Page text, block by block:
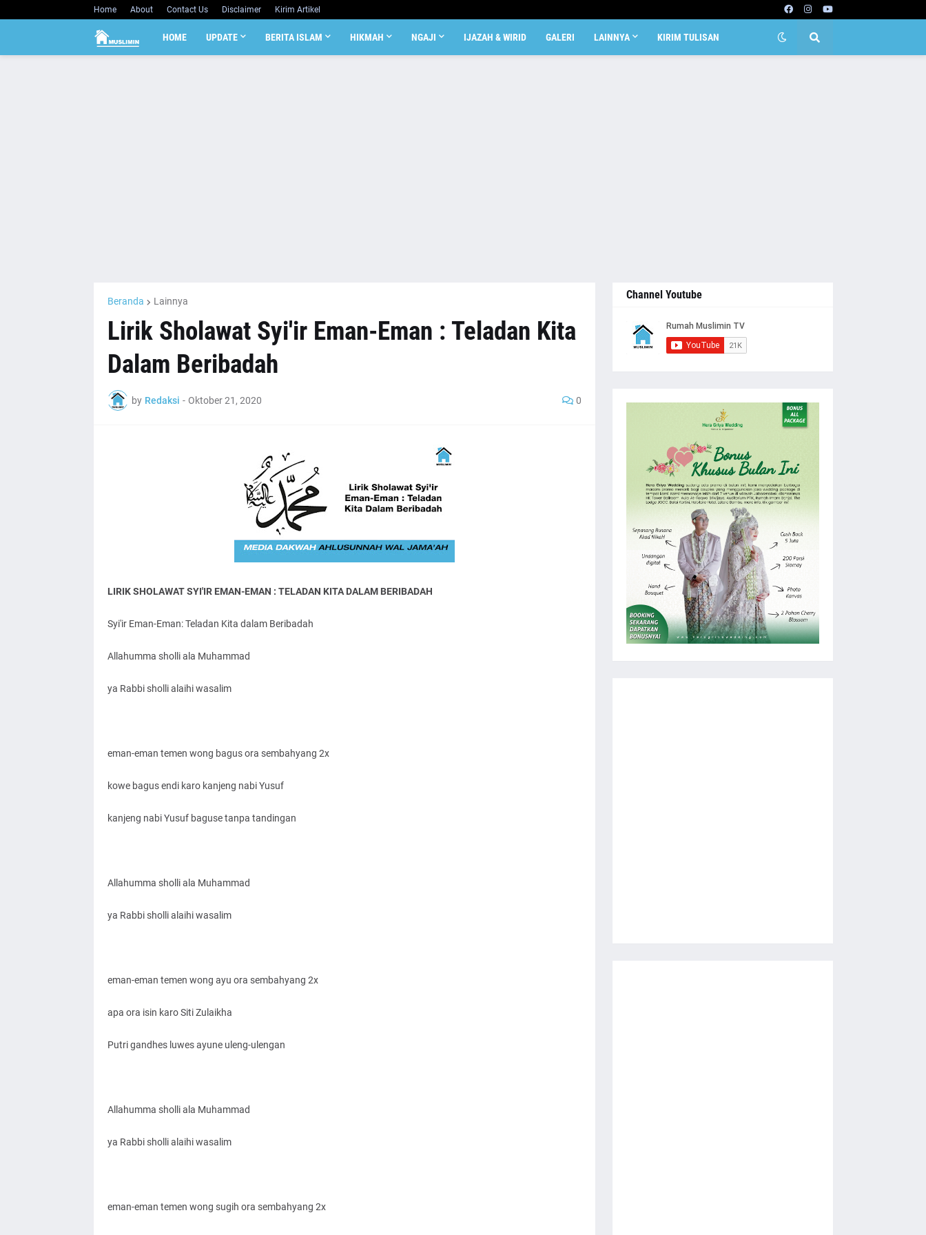
Home About Contact Us Disclaimer Kirim Artikel
HOME UPDATE BERITA ISLAM HIKMAH NGAJI IJAZAH & WIRID GALERI LAINNYA KIRIM TULISAN
Beranda Lainnya
Lirik Sholawat Syi'ir Eman-Eman : Teladan Kita
Dalam Beribadah
by Redaksi - Oktober 21, 2020 0
LIRIK SHOLAWAT SYI'IR EMAN-EMAN : TELADAN KITA DALAM BERIBADAH
Syi'ir Eman-Eman: Teladan Kita dalam Beribadah
Allahumma sholli ala Muhammad
ya Rabbi sholli alaihi wasalim
eman-eman temen wong bagus ora sembahyang 2x
kowe bagus endi karo kanjeng nabi Yusuf
kanjeng nabi Yusuf baguse tanpa tandingan
Allahumma sholli ala Muhammad
ya Rabbi sholli alaihi wasalim
eman-eman temen wong ayu ora sembahyang 2x
apa ora isin karo Siti Zulaikha
Putri gandhes luwes ayune uleng-ulengan
Allahumma sholli ala Muhammad
ya Rabbi sholli alaihi wasalim
eman-eman temen wong sugih ora sembahyang 2x
Channel Youtube